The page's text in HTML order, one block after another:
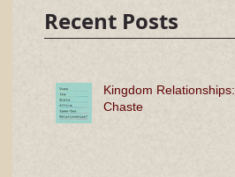
Recent Posts
Kingdom Relationships:
Chaste